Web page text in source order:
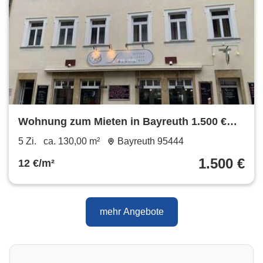
Wohnung zum Mieten in Bayreuth 1.500 €
130 m²
5 Zi. ca. 130,00 m² Bayreuth 95444
12 €/m² 1.500 €
mehr Angebote